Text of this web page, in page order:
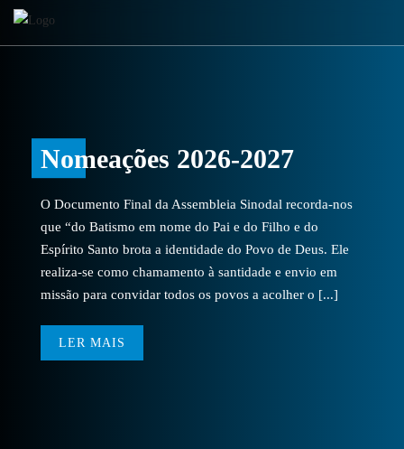
Nomeações 2026-2027
O Documento Final da Assembleia Sinodal recorda-nos
que “do Batismo em nome do Pai e do Filho e do
Espírito Santo brota a identidade do Povo de Deus. Ele
realiza-se como chamamento à santidade e envio em
missão para convidar todos os povos a acolher o [...]
LER MAIS